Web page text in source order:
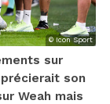
© Icon Sport
sur
son
Weah mais